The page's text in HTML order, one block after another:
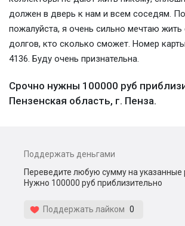
должен в дверь к нам и всем соседям.
пожалуйста, я очень сильно мечтаю жить
долгов, кто сколько сможет. Номер
4136. Буду очень признательна.
Срочно нужны 100000 руб
Пензенская область, г. Пенза.
Поддержать деньгами
Переведите любую сумму на указанные
Нужно 100000 руб приблизительно
Поддержать лайком 0